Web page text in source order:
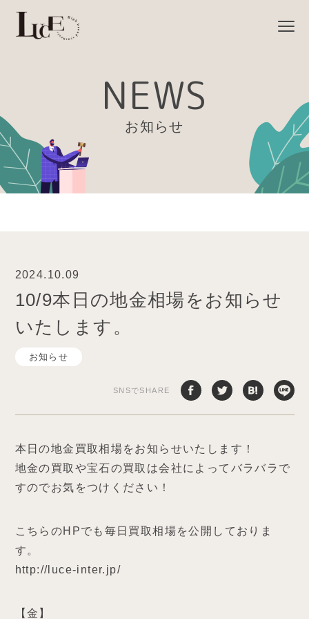
NEWS
お知らせ
2024.10.09
10/9本日の地金相場をお知らせ
いたします。
お知らせ
SNSでSHARE
本日の地金買取相場をお知らせいたします！
地金の買取や宝石の買取は会社によってバラバラで
すのでお気をつけください！
こちらのHPでも毎日買取相場を公開しておりま
す。
http://luce-inter.jp/
【金】